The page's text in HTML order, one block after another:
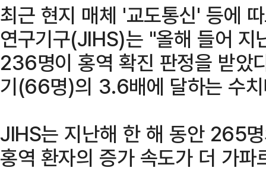
최근 현지 매체 '교도통신' 등에
연구기구(JIHS)는 "올해 들어 지
236명이 홍역 확진 판정을 받았
기(66명)의 3.6배에 달하는 수
JIHS는 지난해 한 해 동안 265
홍역 환자의 증가 속도가 더 가